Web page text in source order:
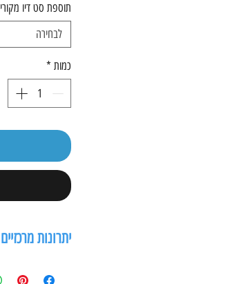
תוספת סט דיו מקורי
לבחירה
כמות *
יתרונות מרכזיים